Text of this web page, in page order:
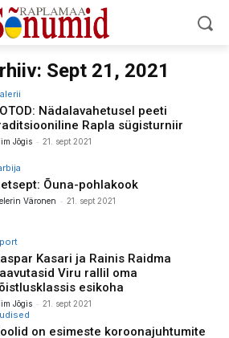
Sept 21, 2021
Nädalavahetusel peeti
Rapla sügisturniir
Jõgis - 21. sept 2021
Õuna-pohlakook
Väronen - 21. sept 2021
Kasari ja Rainis Raidma
Viru rallil oma
esikoha
Jõgis - 21. sept 2021
on esimeste koroonajuhtumite